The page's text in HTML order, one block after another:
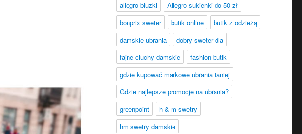
allegro bluzki
Allegro sukienki do 50 zł
bonprix sweter
butik online
butik z odzieżą
damskie ubrania
dobry sweter dla
fajne ciuchy damskie
fashion butik
gdzie kupować markowe ubrania taniej
Gdzie najlepsze promocje na ubrania?
greenpoint
h & m swetry
hm swetry damskie